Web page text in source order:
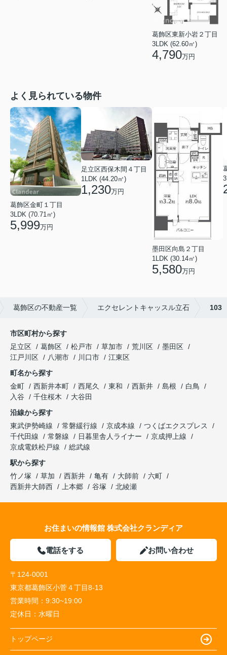
葛飾区東新小岩２丁目
3LDK (62.60㎡)
4,790万円
よく見られている物件
葛飾区金町１丁目
3LDK (70.71㎡)
5,999万円
足立区西保木間４丁目
1LDK (44.20㎡)
1,230万円
墨田区向島２丁目
1LDK (30.14㎡)
5,580万円
葛飾区の不動産一覧 エクセレントキャッスル立石 103
市区町村から探す
足立区
葛飾区 松戸市 草加市 荒川区
墨田区
江戸川区
八潮市 川口市
江東区
町名から探す
金町
西新井本町 西尾久 東和 西新井 島根
白鳥
入谷
千住桜木
大谷田
沿線から探す
東武伊勢崎線
常磐緩行線 京成本線
つくばエクスプレス
千代田線
常磐線 日暮里舎人ライナー
京成押上線
京成電鉄松戸線
総武線
駅から探す
竹ノ塚
草加 西新井 亀有 大師前
六町
西新井大師西
上本郷 谷塚 北綾瀬
お住まいの情報館 株式会社クランディア
電話をする お問い合わせ
〒124-0001
東京都葛飾区小菅４丁目8-13
営業時間： 9:30~19:00
定休日： 水曜日
トップページ